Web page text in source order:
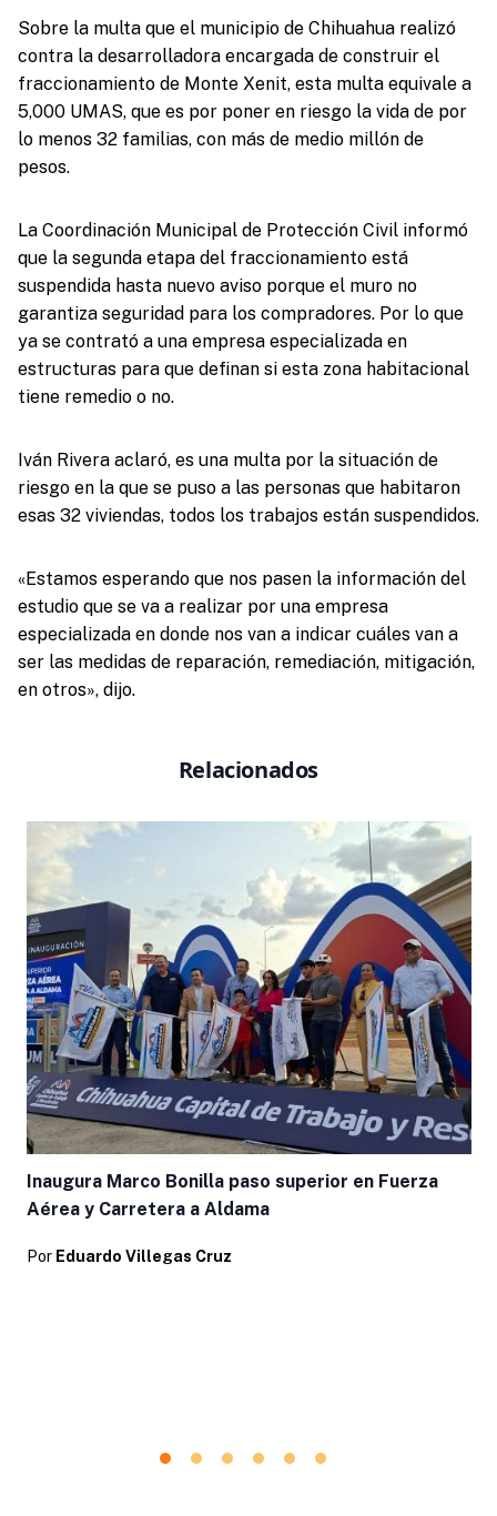
Sobre la multa que el municipio de Chihuahua realizó
contra la desarrolladora encargada de construir el
fraccionamiento de Monte Xenit, esta multa equivale a
5,000 UMAS, que es por poner en riesgo la vida de por
lo menos 32 familias, con más de medio millón de
pesos.
La Coordinación Municipal de Protección Civil informó
que la segunda etapa del fraccionamiento está
suspendida hasta nuevo aviso porque el muro no
garantiza seguridad para los compradores. Por lo que
ya se contrató a una empresa especializada en
estructuras para que definan si esta zona habitacional
tiene remedio o no.
Iván Rivera aclaró, es una multa por la situación de
riesgo en la que se puso a las personas que habitaron
esas 32 viviendas, todos los trabajos están suspendidos.
«Estamos esperando que nos pasen la información del
estudio que se va a realizar por una empresa
especializada en donde nos van a indicar cuáles van a
ser las medidas de reparación, remediación, mitigación,
en otros», dijo.
Relacionados
Inaugura Marco Bonilla paso superior en Fuerza
Aérea y Carretera a Aldama
Por Eduardo Villegas Cruz